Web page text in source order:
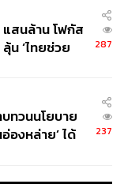
แสนล้าน โฟกัส
น ‘ไทยช่วย
287
ทวนนโยบาย
องหล่าย’ ได้
237